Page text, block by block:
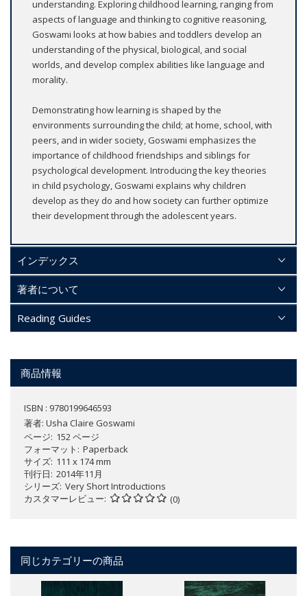
understanding. Exploring childhood learning, ranging from
aspects of language and thinking to cognitive reasoning,
Goswami looks at how babies and toddlers develop an
understanding of the physical, biological, and social
worlds, and develop complex abilities like language and
morality.
Demonstrating how learning is shaped by the
environments surrounding the child; at home, school, with
peers, and in wider society, Goswami emphasizes the
importance of childhood friendships and siblings for
psychological development. Introducing the key theories
in child psychology, Goswami explains why children
develop as they do and how society can further optimize
their development through the adolescent years.
インデックス
著者について
Reading Guides
商品情報
ISBN : 9780199646593
著者: Usha Claire Goswami
ページ 152 ページ
フォーマット
Paperback
サイズ 111 x 174 mm
刊行日 2014年11月
シリーズ Very Short Introductions
カスタマーレビュー
(0)
同じカテゴリーの商品